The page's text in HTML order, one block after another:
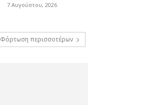
7 Αυγούστου, 2026
Φόρτωση περισσοτέρων